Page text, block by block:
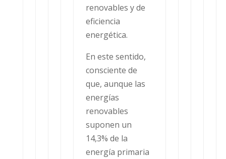
renovables y de
eficiencia
energética.
En este sentido,
consciente de
que, aunque las
energías
renovables
suponen un
14,3% de la
energía primaria